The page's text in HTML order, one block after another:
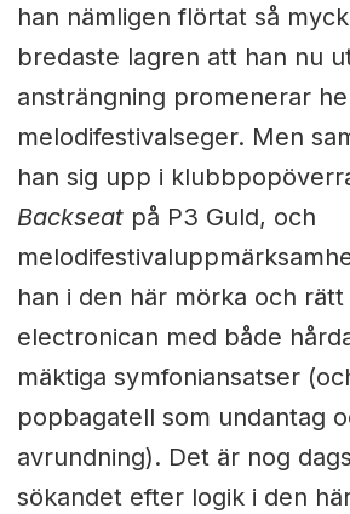
han nämligen flörtat så
bredaste lagren att han nu
ansträngning promenerar
melodifestivalseger. Men
han sig upp i
Backseat på P3 Guld, och
han i den här mörka och rätt
electronican med både
mäktiga symfoniansatser
popbagatell som undantag
avrundning). Det är nog
sökandet efter logik i den